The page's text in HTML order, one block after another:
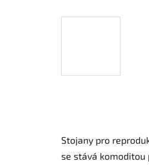
Stojany pro
se stává komoditou